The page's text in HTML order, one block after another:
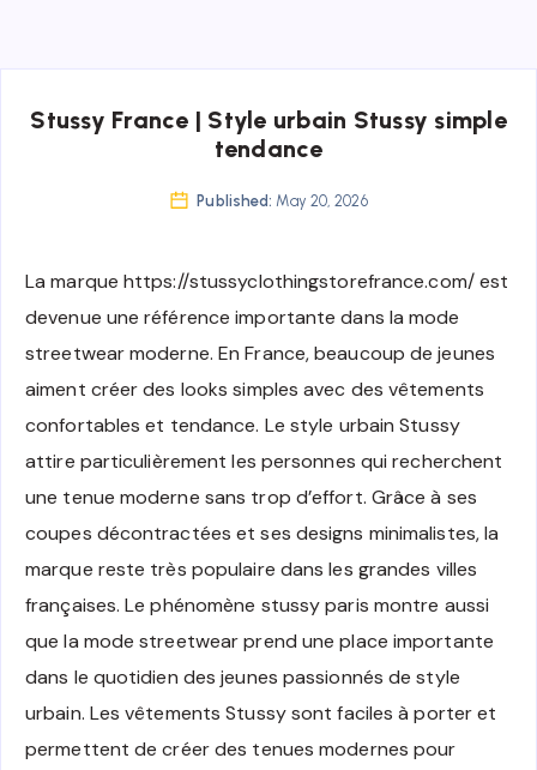
Stussy France | Style urbain Stussy simple
tendance
Published: May 20, 2026
La marque https://stussyclothingstorefrance.com/ est
devenue une référence importante dans la mode
streetwear moderne. En France, beaucoup de jeunes
aiment créer des looks simples avec des vêtements
confortables et tendance. Le style urbain Stussy
attire particulièrement les personnes qui recherchent
une tenue moderne sans trop d’effort. Grâce à ses
coupes décontractées et ses designs minimalistes, la
marque reste très populaire dans les grandes villes
françaises. Le phénomène stussy paris montre aussi
que la mode streetwear prend une place importante
dans le quotidien des jeunes passionnés de style
urbain. Les vêtements Stussy sont faciles à porter et
permettent de créer des tenues modernes pour